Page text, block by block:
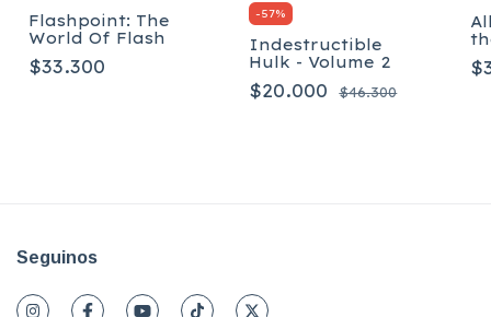
Flashpoint: The
World Of Flash
$33.300
-57%
Indestructible
Hulk - Volume 2
$20.000 $46.300
-
Seguinos